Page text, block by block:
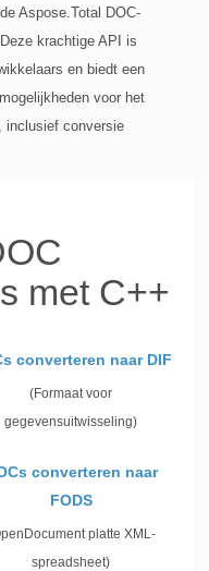
Aspose.Total DOC-
krachtige API is
en biedt een
voor het
inclusief conversie
met C++
converteren naar DIF
(Formaat voor
gegevensuitwisseling)
converteren naar
FODS
platte XML-
spreadsheet)